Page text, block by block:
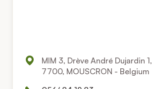
MIM 3, Drève André Dujardin 1,
7700, MOUSCRON - Belgium